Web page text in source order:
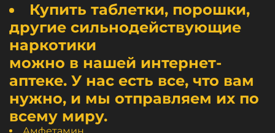
Купить таблетки, порошки,
другие сильнодействующие
наркотики
можно в нашей интернет-
аптеке. У нас есть все, что вам
нужно, и мы отправляем их по
всему миру.